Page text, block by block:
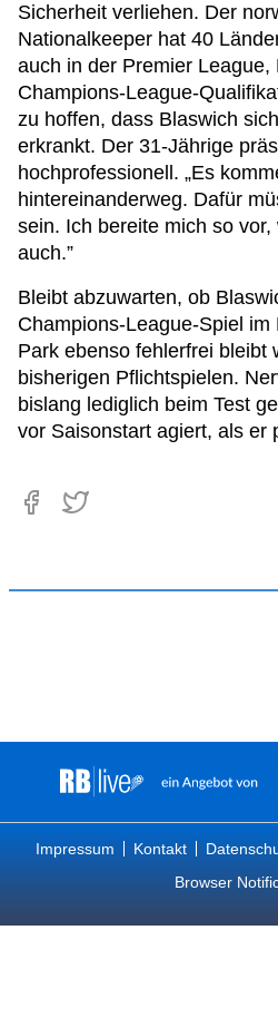
Sicherheit verliehen. Der
Nationalkeeper hat 40
auch in der Premier League,
Champions-League-
zu hoffen, dass Blaswich
erkrankt. Der 31-Jährige
hochprofessionell. „Es
hintereinanderweg. Dafür
sein. Ich bereite mich so
auch.”
Bleibt abzuwarten, ob
Champions-League-Spiel
Park ebenso fehlerfrei bleibt
bisherigen Pflichtspielen.
bislang lediglich beim Test
vor Saisonstart agiert, als er
Impressum Kontakt
Browser